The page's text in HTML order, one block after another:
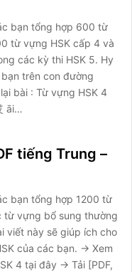
bạn tổng hợp 600 từ
từ vựng HSK cấp 4 và
các kỳ thi HSK 5. Hy
trên con đường
bài : Từ vựng HSK 4
āi…
tiếng Trung –
bạn tổng hợp 1200 từ
từ vựng bổ sung thường
viết này sẽ giúp ích cho
của các bạn. → Xem
4 tại đây → Tải [PDF,